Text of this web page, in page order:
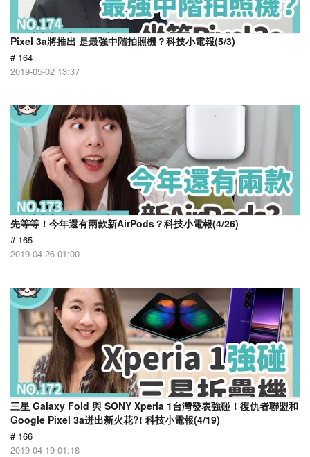
Pixel 3a將推出 是最強中階拍照機？科技小電報(5/3)
# 164
2019-05-02 13:37
先等等！今年還有兩款新AirPods？科技小電報(4/26)
# 165
2019-04-26 01:00
三星 Galaxy Fold 與 SONY Xperia 1台灣發表強碰！復仇者聯盟和
Google Pixel 3a迸出新火花?! 科技小電報(4/19)
# 166
2019-04-19 01:18